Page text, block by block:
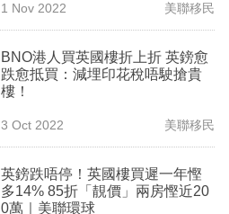
1 Nov 2022 美聯移民
BNO港人買英國樓折上折 英鎊愈
跌愈抵買：減埋印花稅唔駛搶貴
樓！
3 Oct 2022 美聯移民
英鎊跌唔停！英國樓買遲一年慳
多14% 85折「靚價」兩房慳近20
0萬｜美聯環球